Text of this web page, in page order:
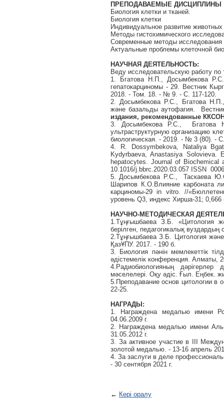
ПРЕПОДАВАЕМЫЕ ДИСЦИПЛИНЫ
Биология клетки и тканей.
Биология клетки
Индивидуальное развитие
Методы гистохимического
Современные методы исследования
Актуальные проблемы клеточной
НАУЧНАЯ ДЕЯТЕЛЬНОСТЬ:
Веду исследовательскую работу
1. Бгатова Н.П., Досымбекова
гепатокарциномы - 29. Вестник
2018. - Том. 18. - № 9. - С. 117-120.
2. Досымбекова Р.С., Бгатова Н.П.,
және базальды аутофагия.
издания, рекомендованные
3. Досымбекова Р.С., Бгатова
ультраструктурную организацию
биологическая. - 2019. - № 3 (80). -
4. R. Dossymbekova, Nataliya
Kydyrbaeva, Anastasiya
hepatocytes. Journal of
10.1016/j.bbrc.2020.03.057 ISSN
5. Досымбекова Р.С., Таскаева
Шарипов К.О.Влияние карбоната
карциномы-29 in vitro. //
уровень Q3, индекс Хирша-31;
НАУЧНО-МЕТОДИЧЕСКАЯ
1.Тұңғышбаева З.Б. «Цитология
берілген, педагогикалық вуздардың
2.Тұңғышбаева З.Б. Цитология
ҚазҰПУ. 2017. - 190 б.
3. Биология пәнін мемлекеттік
әдістемелік конференция.
4.Радиобиологияның
мәселелерi. Оқу әдiс. Ғыл. Еңбек.
5.Преподавание основ цитологии
22-25.
НАГРАДЫ :
1.
Награждена медалью имени
04.06.2009 г.
2. Награждена медалью имени
31.05.2012 г.
3. За активное участие в III
золотой медалью. - 13-16 апрель
4. За заслуги в деле
- 30 сентября 2021 г.
← Кері оралу